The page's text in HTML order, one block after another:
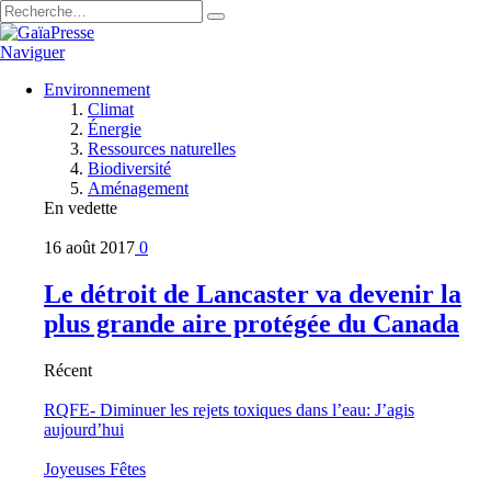
Naviguer
Environnement
Climat
Énergie
Ressources naturelles
Biodiversité
Aménagement
En vedette
16 août 2017 0
Le détroit de Lancaster va devenir la
plus grande aire protégée du Canada
Récent
RQFE- Diminuer les rejets toxiques dans l’eau: J’agis
aujourd’hui
Joyeuses Fêtes